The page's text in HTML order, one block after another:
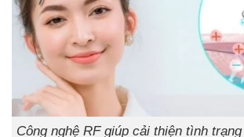
Công nghệ RF giúp cải thiện tình